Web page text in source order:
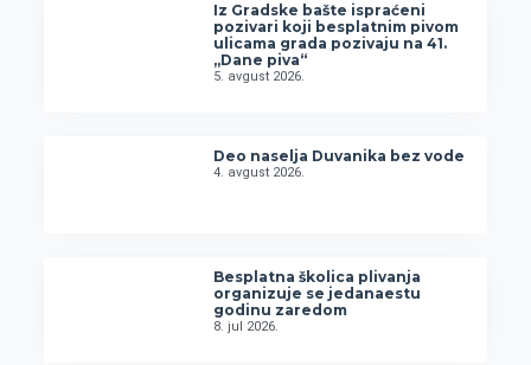
Iz Gradske bašte ispraćeni
pozivari koji besplatnim pivom
ulicama grada pozivaju na 41.
„Dane piva“
5. avgust 2026.
Deo naselja Duvanika bez vode
4. avgust 2026.
Besplatna školica plivanja
organizuje se jedanaestu
godinu zaredom
8. jul 2026.